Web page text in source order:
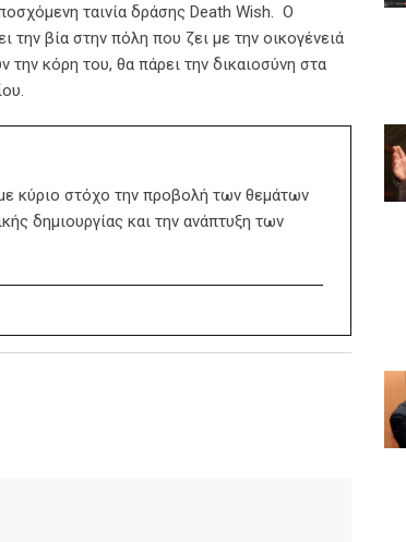
ταινία δράσης Death Wish. Ο
βία στην πόλη που ζει με την οικογένειά
την κόρη του, θα πάρει την δικαιοσύνη στα
κύριο στόχο την προβολή των θεμάτων
δημιουργίας και την ανάπτυξη των